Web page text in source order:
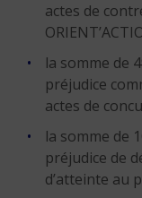
actes de
la somme de
préjudice
actes de
la somme de
préjudice de
d’atteinte au